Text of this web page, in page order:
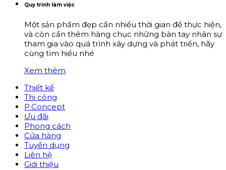
Quy trình làm việc
Một sản phẩm đẹp cần nhiều thời gian để thực hiện,
và còn cần thêm hàng chục những bàn tay nhân sự
tham gia vào quá trình xây dựng và phát triển, hãy
cùng tìm hiểu nhé
Xem thêm
Thiết kế
Thi công
P.Concept
Ưu đãi
Phong cách
Cửa hàng
Tuyển dụng
Liên hệ
Giới thiệu